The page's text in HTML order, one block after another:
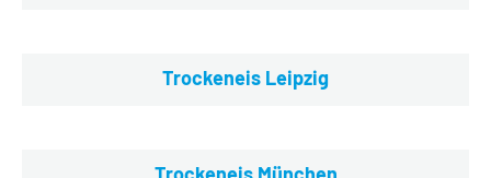
Trockeneis Leipzig